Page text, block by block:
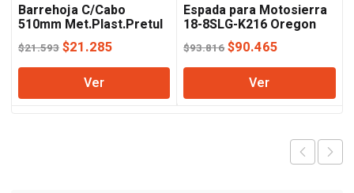
Barrehoja C/Cabo
510mm Met.Plast.Pretul
Lusqtoff
$21.593 El
precio
original
era:
$21.285
precio
es:
Ver
Espada para Motosierra
18-8SLG-K216 Oregon
$93.816El
precio
original
era:
$90.465
precio
es:
Ver